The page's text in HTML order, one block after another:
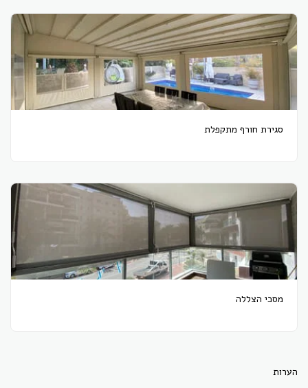
סגירת חורף מתקפלת
מסכי הצללה
הערות